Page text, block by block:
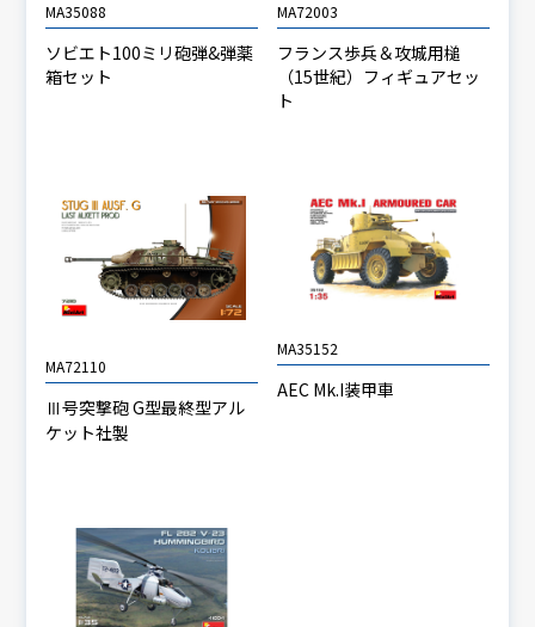
MA35088
ソビエト100ミリ砲弾&弾薬
箱セット
MA72003
フランス歩兵＆攻城用槌
（15世紀）フィギュアセッ
ト
MA72110
Ⅲ号突撃砲 G型最終型アル
ケット社製
MA35152
AEC Mk.I装甲車